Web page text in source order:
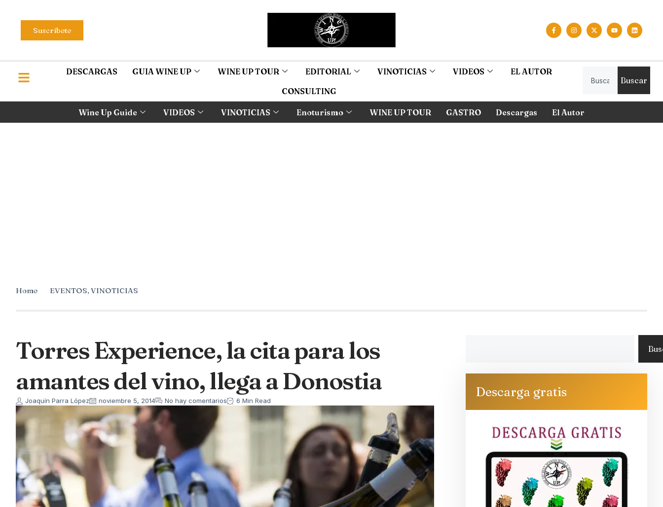
Suscríbete
DESCARGAS GUIA WINE UP WINE UP TOUR EDITORIAL VINOTICIAS VIDEOS
EL AUTOR
CONSULTING
Buscar
Wine Up Guide VIDEOS VINOTICIAS Enoturismo WINE UP TOUR GASTRO Descargas El Autor
Home EVENTOS, VINOTICIAS
Torres Experience, la cita para los
amantes del vino, llega a Donostia
Joaquín Parra López noviembre 5, 2014 No hay comentarios 6 Min Read
Descarga gratis